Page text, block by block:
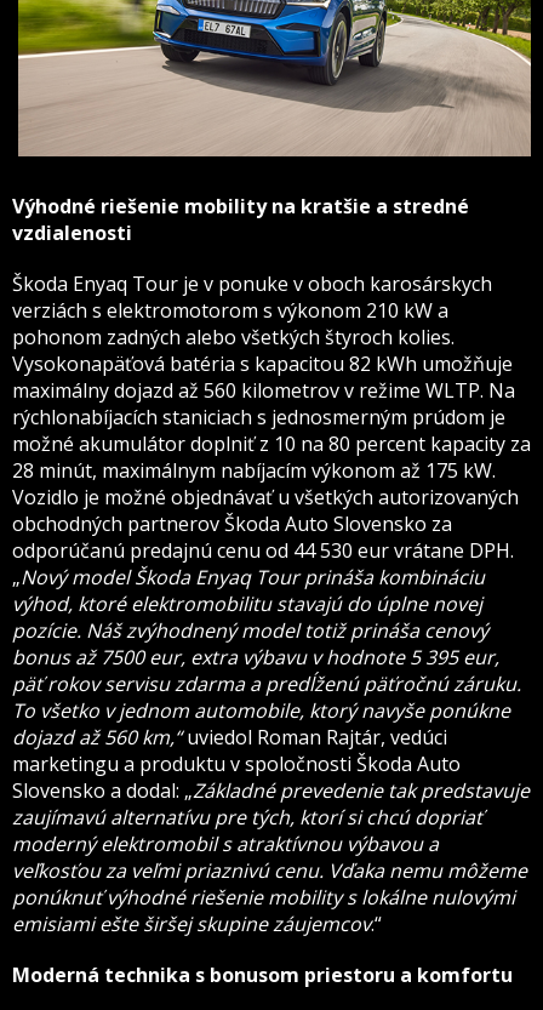
Výhodné riešenie mobility na kratšie a stredné
vzdialenosti
Škoda Enyaq Tour je v ponuke v oboch karosárskych
verziách s elektromotorom s výkonom 210 kW a
pohonom zadných alebo všetkých štyroch kolies.
Vysokonapäťová batéria s kapacitou 82 kWh umožňuje
maximálny dojazd až 560 kilometrov v režime WLTP. Na
rýchlonabíjacích staniciach s jednosmerným prúdom je
možné akumulátor doplniť z 10 na 80 percent kapacity za
28 minút, maximálnym nabíjacím výkonom až 175 kW.
Vozidlo je možné objednávať u všetkých autorizovaných
obchodných partnerov Škoda Auto Slovensko za
odporúčanú predajnú cenu od 44 530 eur vrátane DPH.
„Nový model Škoda Enyaq Tour prináša kombináciu
výhod, ktoré elektromobilitu stavajú do úplne novej
pozície. Náš zvýhodnený model totiž prináša cenový
bonus až 7500 eur, extra výbavu v hodnote 5 395 eur,
päť rokov servisu zdarma a predĺženú päťročnú záruku.
To všetko v jednom automobile, ktorý navyše ponúkne
dojazd až 560 km,“uviedol Roman Rajtár, vedúci
marketingu a produktu v spoločnosti Škoda Auto
Slovensko a dodal: „Základné prevedenie tak predstavuje
zaujímavú alternatívu pre tých, ktorí si chcú dopriať
moderný elektromobil s atraktívnou výbavou a
veľkosťou za veľmi priaznivú cenu. Vďaka nemu môžeme
ponúknuť výhodné riešenie mobility s lokálne nulovými
emisiami ešte širšej skupine záujemcov.“
Moderná technika s bonusom priestoru a komfortu